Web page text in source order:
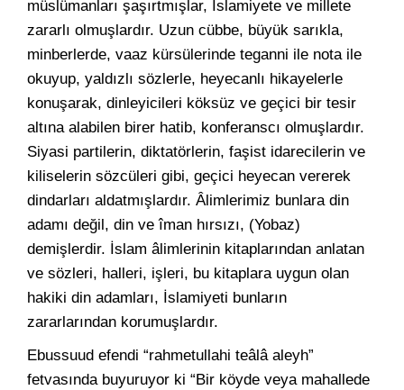
müslümanları şaşırtmışlar, İslamiyete ve millete
zararlı olmuşlardır. Uzun cübbe, büyük sarıkla,
minberlerde, vaaz kürsülerinde teganni ile nota ile
okuyup, yaldızlı sözlerle, heyecanlı hikayelerle
konuşarak, dinleyicileri köksüz ve geçici bir tesir
altına alabilen birer hatib, konferanscı olmuşlardır.
Siyasi partilerin, diktatörlerin, faşist idarecilerin ve
kiliselerin sözcüleri gibi, geçici heyecan vererek
dindarları aldatmışlardır. Âlimlerimiz bunlara din
adamı değil, din ve îman hırsızı, (Yobaz)
demişlerdir. İslam âlimlerinin kitaplarından anlatan
ve sözleri, halleri, işleri, bu kitaplara uygun olan
hakiki din adamları, İslamiyeti bunların
zararlarından korumuşlardır.
Ebussuud efendi “rahmetullahi teâlâ aleyh”
fetvasında buyuruyor ki “Bir köyde veya mahallede